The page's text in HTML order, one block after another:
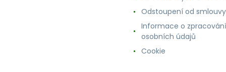
Odstoupení od smlouvy
Informace o zpracování
osobních údajů
Cookie